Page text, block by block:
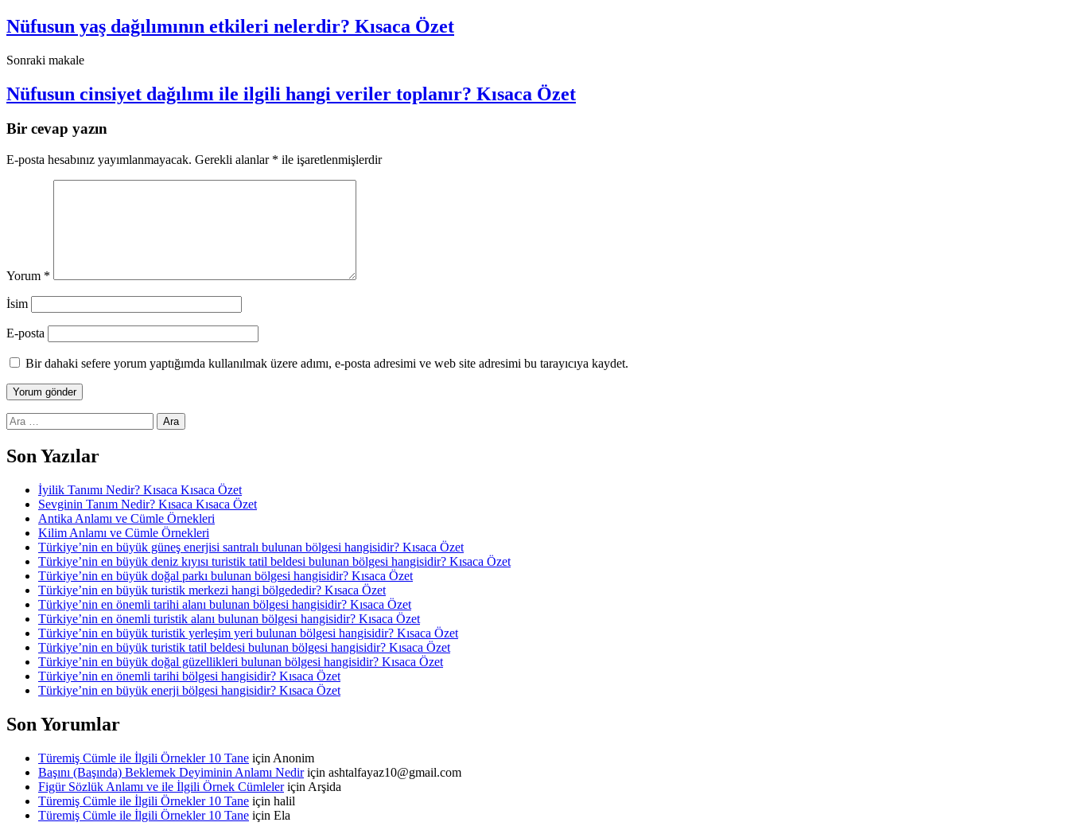
Nüfusun yaş dağılımının etkileri nelerdir? Kısaca Özet
Sonraki makale
Nüfusun cinsiyet dağılımı ile ilgili hangi veriler toplanır? Kısaca Özet
Bir cevap yazın
E-posta hesabınız yayımlanmayacak. Gerekli alanlar * ile işaretlenmişlerdir
Yorum *
İsim
E-posta
Bir dahaki sefere yorum yaptığımda kullanılmak üzere adımı, e-posta adresimi ve web site adresimi bu tarayıcıya kaydet.
Arama:
Son Yazılar
İyilik Tanımı Nedir? Kısaca Kısaca Özet
Sevginin Tanım Nedir? Kısaca Kısaca Özet
Antika Anlamı ve Cümle Örnekleri
Kilim Anlamı ve Cümle Örnekleri
Türkiye’nin en büyük güneş enerjisi santralı bulunan bölgesi hangisidir? Kısaca Özet
Türkiye’nin en büyük deniz kıyısı turistik tatil beldesi bulunan bölgesi hangisidir? Kısaca Özet
Türkiye’nin en büyük doğal parkı bulunan bölgesi hangisidir? Kısaca Özet
Türkiye’nin en büyük turistik merkezi hangi bölgededir? Kısaca Özet
Türkiye’nin en önemli tarihi alanı bulunan bölgesi hangisidir? Kısaca Özet
Türkiye’nin en önemli turistik alanı bulunan bölgesi hangisidir? Kısaca Özet
Türkiye’nin en büyük turistik yerleşim yeri bulunan bölgesi hangisidir? Kısaca Özet
Türkiye’nin en büyük turistik tatil beldesi bulunan bölgesi hangisidir? Kısaca Özet
Türkiye’nin en büyük doğal güzellikleri bulunan bölgesi hangisidir? Kısaca Özet
Türkiye’nin en önemli tarihi bölgesi hangisidir? Kısaca Özet
Türkiye’nin en büyük enerji bölgesi hangisidir? Kısaca Özet
Son Yorumlar
Türemiş Cümle ile İlgili Örnekler 10 Tane için Anonim
Başını (Başında) Beklemek Deyiminin Anlamı Nediriçin ashtalfayaz10@gmail.com
Figür Sözlük Anlamı ve ile İlgili Örnek Cümleleriçin Arşida
Türemiş Cümle ile İlgili Örnekler 10 Tane için halil
Türemiş Cümle ile İlgili Örnekler 10 Tane için Ela